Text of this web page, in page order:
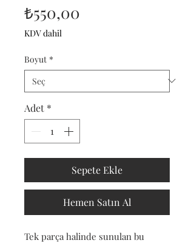
₺550,00
KDV dahil
Boyut *
Adet *
Sepete Ekle
Hemen Satın Al
Tek parça halinde sunulan bu